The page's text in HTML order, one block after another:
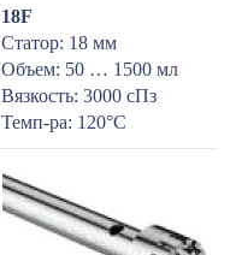
18F
Статор: 18 мм
Объем: 50 … 1500 мл
Вязкость: 3000 сПз
Темп-ра: 120°С